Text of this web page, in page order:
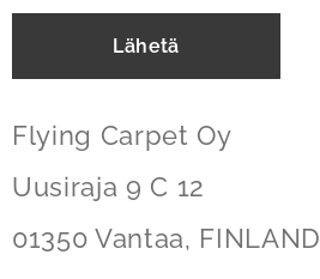
Lähetä
Flying Carpet Oy
Uusiraja 9 C 12
01350 Vantaa, FINLAND